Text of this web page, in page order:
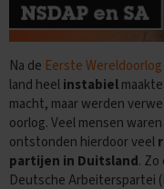
E
x
a
e
n
t
i
p
s
Na de Eerste Wereldoorlog
land heelinstabiel
macht, maar werden
oorlog. Veel mensen
ontstonden hierdoor veel
partijen in Duitsland. Zo
Deutsche Arbeiterspartei